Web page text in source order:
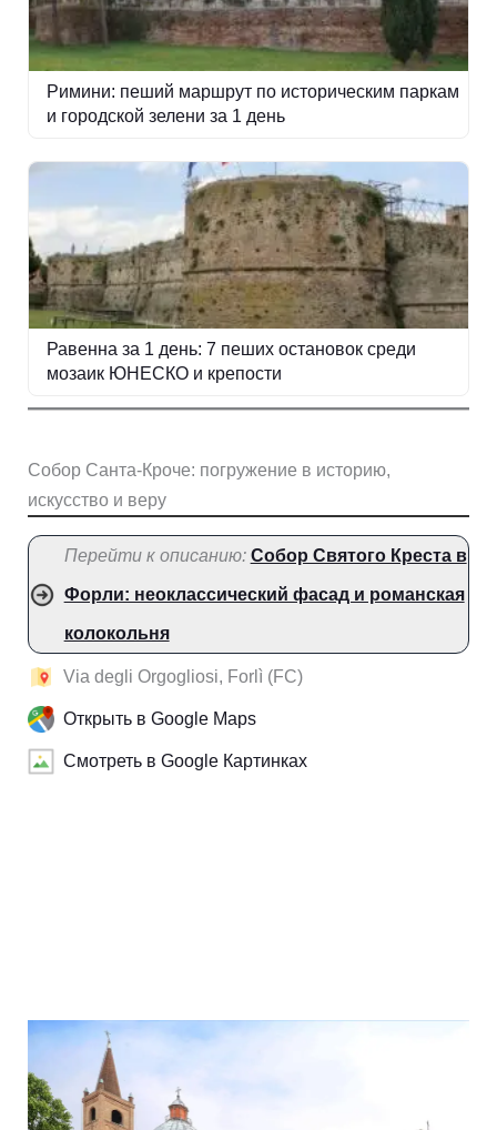
Римини: пеший маршрут по историческим паркам
и городской зелени за 1 день
Равенна за 1 день: 7 пеших остановок среди
мозаик ЮНЕСКО и крепости
Собор Санта-Кроче: погружение в историю,
искусство и веру
Перейти к описанию: Собор Святого Креста в
Форли: неоклассический фасад и романская
колокольня
Via degli Orgogliosi, Forlì (FC)
Открыть в Google Maps
Смотреть в Google Картинках